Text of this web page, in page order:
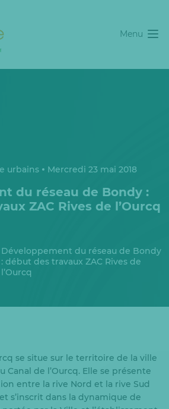
Menu
urbains Mercredi 23 mai 2018
du réseau de Bondy :
ZAC Rives de l’Ourcq
Développement du réseau de Bondy
: début des travaux ZAC Rives de
l’Ourcq
se situe sur le territoire de la ville
Canal de l’Ourcq. Elle se présente
entre la rive Nord et la rive Sud
s’inscrit dans la dynamique de